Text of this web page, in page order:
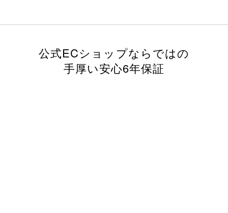
公式ECショップならではの
手厚い安心6年保証